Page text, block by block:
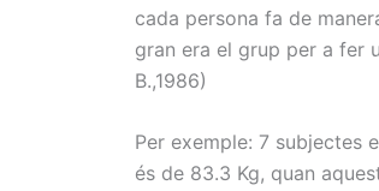
cada persona fa de
gran era el grup per a fer
B.,1986)
Per exemple: 7 subjectes
és de 83.3 Kg, quan